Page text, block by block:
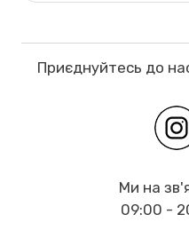
Приєднуйтесь до
Ми на
09:00 -